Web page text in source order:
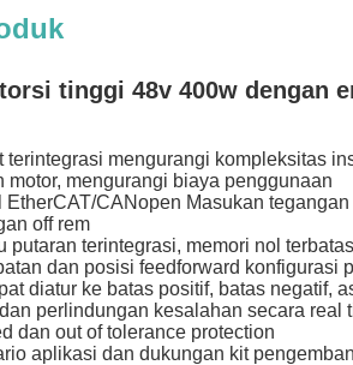
tinggi 48v 400w dengan
terintegrasi mengurangi kompleksitas
motor, mengurangi biaya penggunaan
EtherCAT/CANopen Masukan
off rem
putaran terintegrasi, memori nol terbatas
dan posisi feedforward konfigurasi
diatur ke batas positif, batas negatif,
perlindungan kesalahan secara
dan out of tolerance protection
aplikasi dan dukungan kit